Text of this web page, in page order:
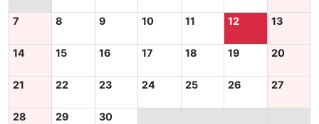
7 8 9 10 11 12 13
14 15 16 17 18 19 20
21 22 23 24 25 26 27
28 29 30